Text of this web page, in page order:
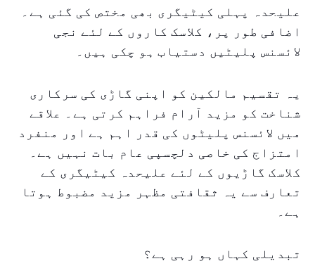
علیحدہ پہلی کیٹیگری بھی مختص کی گئی ہے۔
اضافی طور پر، کلاسک کاروں کے لئے نجی
لائسنس پلیٹیں دستیاب ہو چکی ہیں۔
یہ تقسیم مالکین کو اپنی گاڑی کی سرکاری
شناخت کو مزید آرام فراہم کرتی ہے۔ علاقے
میں لائسنس پلیٹوں کی قدر اہم ہے اور منفرد
امتزاج کی خاصی دلچسپی عام بات نہیں ہے۔
کلاسک گاڑیوں کے لئے علیحدہ کیٹیگری کے
تعارف سے یہ ثقافتی مظہر مزید مضبوط ہوتا
ہے۔
تبدیلی کہاں ہو رہی ہے؟